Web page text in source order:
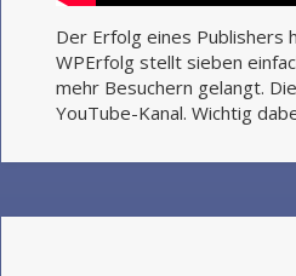
Der Erfolg eines Publishers
WPErfolg stellt sieben
mehr Besuchern gelangt.
YouTube-Kanal. Wichtig